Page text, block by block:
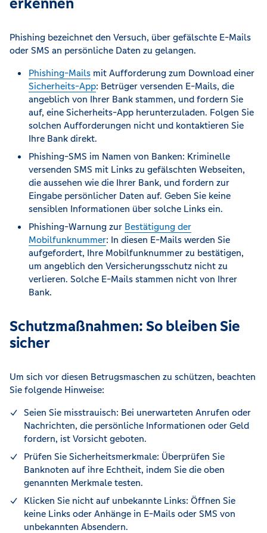
Phishing bezeichnet den Versuch, über gefälschte E-Mails
oder SMS an persönliche Daten zu gelangen.
Phishing-Mails mit Aufforderung zum Download einer
Sicherheits-App: Betrüger versenden E-Mails, die
angeblich von Ihrer Bank stammen, und fordern Sie
auf, eine Sicherheits-App herunterzuladen. Folgen Sie
solchen Aufforderungen nicht und kontaktieren Sie
Ihre Bank direkt.
Phishing-SMS im Namen von Banken: Kriminelle
versenden SMS mit Links zu gefälschten Webseiten,
die aussehen wie die Ihrer Bank, und fordern zur
Eingabe persönlicher Daten auf. Geben Sie keine
sensiblen Informationen über solche Links ein.
Phishing-Warnung zur Bestätigung der
Mobilfunknummer: In diesen E-Mails werden Sie
aufgefordert, Ihre Mobilfunknummer zu bestätigen,
um angeblich den Versicherungsschutz nicht zu
verlieren. Solche E-Mails stammen nicht von Ihrer
Bank.
Schutzmaßnahmen: So bleiben Sie
sicher
Um sich vor diesen Betrugsmaschen zu schützen, beachten
Sie folgende Hinweise:
Seien Sie misstrauisch: Bei unerwarteten Anrufen oder
Nachrichten, die persönliche Informationen oder Geld
fordern, ist Vorsicht geboten.
Prüfen Sie Sicherheitsmerkmale: Überprüfen Sie
Banknoten auf ihre Echtheit, indem Sie die oben
genannten Merkmale testen.
Klicken Sie nicht auf unbekannte Links: Öffnen Sie
keine Links oder Anhänge in E-Mails oder SMS von
unbekannten Absendern.